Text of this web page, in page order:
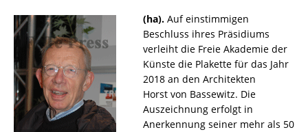
(ha). Auf einstimmigen
Beschluss ihres Präsidiums
verleiht die Freie Akademie der
Künste die Plakette für das Jahr
2018 an den Architekten
Horst von Bassewitz. Die
Auszeichnung erfolgt in
Anerkennung seiner mehr als 50